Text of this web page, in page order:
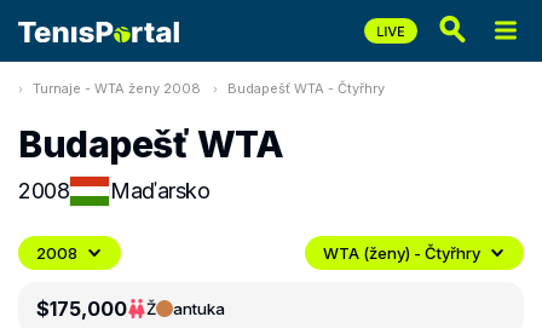
Turnaje - WTA ženy 2008 Budapešť WTA - Čtyřhry
Budapešť WTA
2008 Maďarsko
2008 WTA (ženy) - Čtyřhry
$175,000 Ž antuka